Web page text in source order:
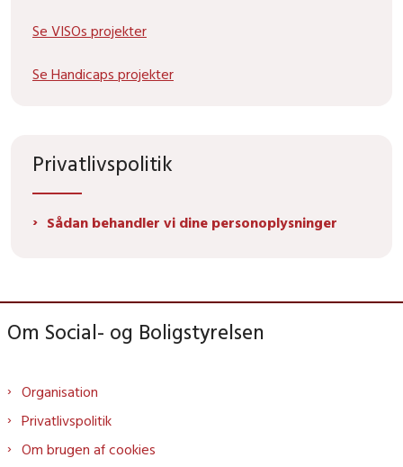
Se VISOs projekter
Se Handicaps projekter
Privatlivspolitik
Sådan behandler vi dine personoplysninger
Om Social- og Boligstyrelsen
Organisation
Privatlivspolitik
Om brugen af cookies